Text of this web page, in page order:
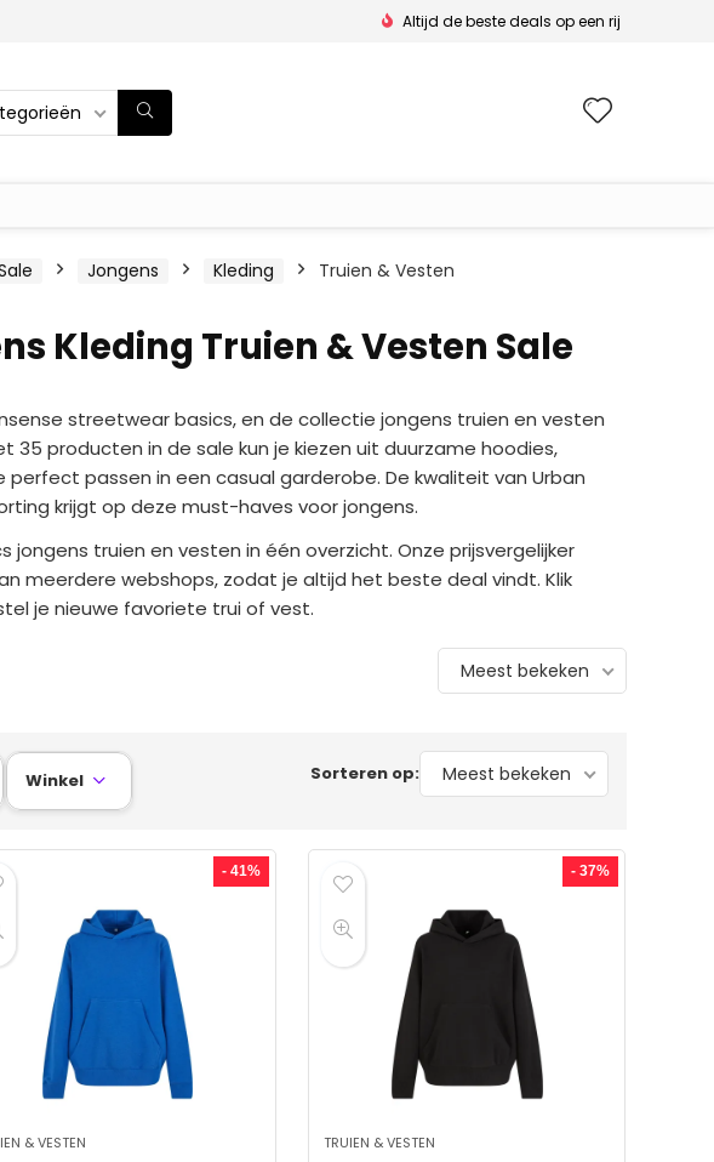
Altijd de beste deals op een rij
Jongens Kleding Truien & Vesten
Kleding Truien & Vesten Sale
streetwear basics, en de collectie jongens truien en vesten
35 producten in de sale kun je kiezen uit duurzame hoodies,
perfect passen in een casual garderobe. De kwaliteit van Urban
krijgt op deze must-haves voor jongens.
jongens truien en vesten in één overzicht. Onze prijsvergelijker
meerdere webshops, zodat je altijd het beste deal vindt. Klik
je nieuwe favoriete trui of vest.
Meest bekeken
Sorteren op: Meest bekeken
Winkel 
- 41%
& VESTEN
- 37%
TRUIEN & VESTEN